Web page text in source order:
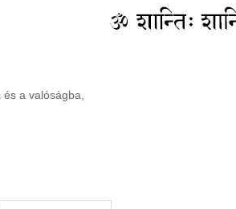
a valóságba,